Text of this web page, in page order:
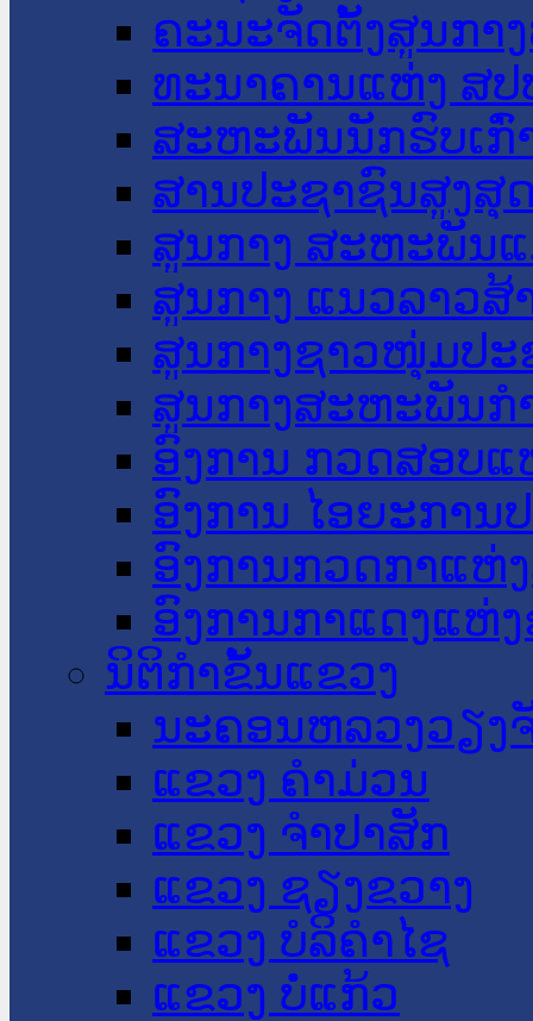
ຄະນະຈັດຕັ້ງສູນກາ
ທະນາຄານແຫ່ງ ສປ
ສະຫະພັນນັກຮົບເກົ່
ສານປະຊາຊົນສູງສຸ
ສູນກາງ ສະຫະພັນ
ສູນກາງ ແນວລາວສ້
ສູນກາງຊາວໜຸ່ມປະ
ສູນກາງສະຫະພັນກ
ອົງການ ກວດສອບແ
ອົງການ ໄອຍະການ
ອົງການກວດກາແຫ່
ອົງການກາແດງແຫ່
ນິຕິກໍາຂັ້ນແຂວງ
ນະ​ຄອນ​ຫລວງວຽງ
ແຂວງ ຄໍາມ່ວນ
ແຂວງ ຈໍາປາສັກ
ແຂວງ ຊຽງຂວາງ
ແຂວງ ບໍລິຄໍາໄຊ
ແຂວງ ບໍ່ແກ້ວ